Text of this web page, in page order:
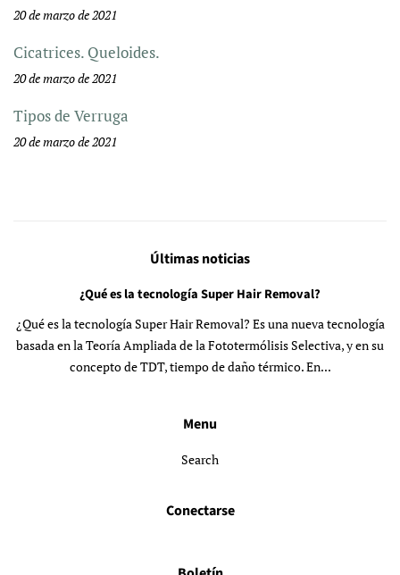
20 de marzo de 2021
Cicatrices. Queloides.
20 de marzo de 2021
Tipos de Verruga
20 de marzo de 2021
Últimas noticias
¿Qué es la tecnología Super Hair Removal?
¿Qué es la tecnología Super Hair Removal? Es una nueva tecnología
basada en la Teoría Ampliada de la Fototermólisis Selectiva, y en su
concepto de TDT, tiempo de daño térmico. En...
Menu
Search
Conectarse